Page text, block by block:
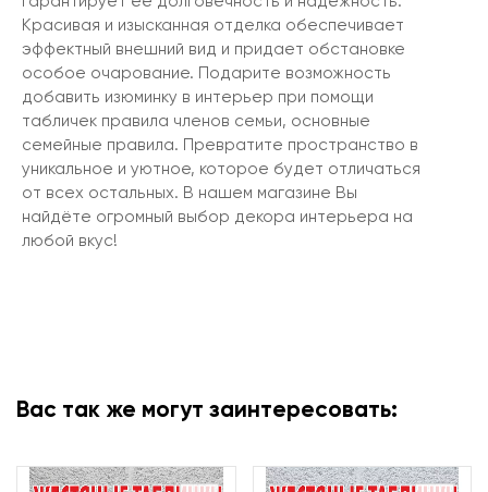
Красивая и изысканная отделка обеспечивает
эффектный внешний вид и придает обстановке
особое очарование. Подарите возможность
добавить изюминку в интерьер при помощи
табличек правила членов семьи, основные
семейные правила. Превратите пространство в
уникальное и уютное, которое будет отличаться
от всех остальных. В нашем магазине Вы
найдёте огромный выбор декора интерьера на
любой вкус!
Вас так же могут заинтересовать: